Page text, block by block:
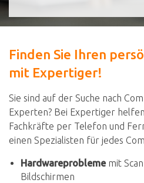
Finden Sie Ihren
mit Expertiger!
Sie sind auf der Suche nach
Experten? Bei Expertiger
Fachkräfte per Telefon und
einen Spezialisten für jedes
Hardwareproblememit
Bildschirmen